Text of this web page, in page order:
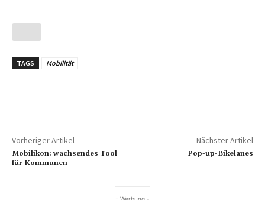
TAGS Mobilität
Vorheriger Artikel
Mobilikon: wachsendes Tool
für Kommunen
Nächster Artikel
Pop-up-Bikelanes
- Werbung -